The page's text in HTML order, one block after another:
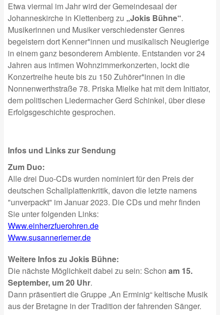
Etwa viermal im Jahr wird der Gemeindesaal der
Johanneskirche in Klettenberg zu „Jokis Bühne“.
Musikerinnen und Musiker verschiedenster Genres
begeistern dort Kenner*innen und musikalisch Neugierige
in einem ganz besonderem Ambiente. Entstanden vor 24
Jahren aus intimen Wohnzimmerkonzerten, lockt die
Konzertreihe heute bis zu 150 Zuhörer*innen in die
Nonnenwerthstraße 78. Priska Mielke hat mit dem Initiator,
dem politischen Liedermacher Gerd Schinkel, über diese
Erfolgsgeschichte gesprochen.
Infos und Links zur Sendung
Zum Duo:
Alle drei Duo-CDs wurden nominiert für den Preis der
deutschen Schallplattenkritik, davon die letzte namens
"unverpackt" im Januar 2023. Die CDs und mehr finden
Sie unter folgenden Links:
Www.einherzfuerohren.de
Www.susanneriemer.de
Weitere Infos zu Jokis Bühne:
Die nächste Möglichkeit dabei zu sein: Schon am 15.
September, um 20 Uhr.
Dann präsentiert die Gruppe „An Erminig“ keltische Musik
aus der Bretagne in der Tradition der fahrenden Sänger.